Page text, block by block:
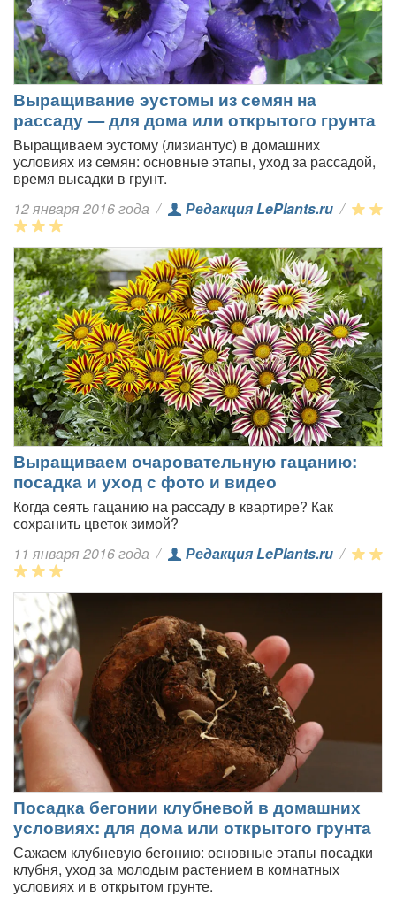
Выращивание эустомы из семян на
рассаду — для дома или открытого грунта
Выращиваем эустому (лизиантус) в домашних
условиях из семян: основные этапы, уход за рассадой,
время высадки в грунт.
12 января 2016 года / Редакция LePlants.ru /
Выращиваем очаровательную гацанию:
посадка и уход с фото и видео
Когда сеять гацанию на рассаду в квартире? Как
сохранить цветок зимой?
11 января 2016 года / Редакция LePlants.ru /
Посадка бегонии клубневой в домашних
условиях: для дома или открытого грунта
Сажаем клубневую бегонию: основные этапы посадки
клубня, уход за молодым растением в комнатных
условиях и в открытом грунте.